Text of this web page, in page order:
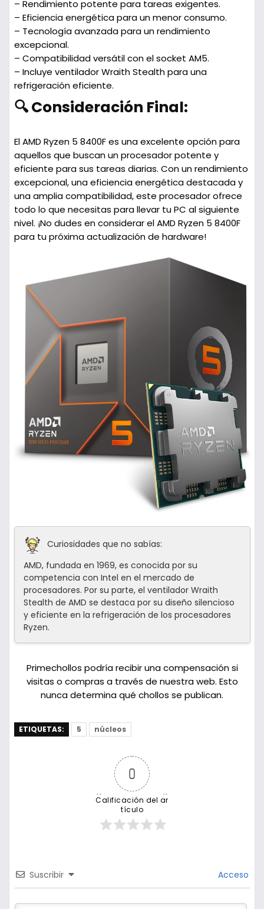
– Rendimiento potente para tareas exigentes.
– Eficiencia energética para un menor consumo.
– Tecnología avanzada para un rendimiento
excepcional.
– Compatibilidad versátil con el socket AM5.
– Incluye ventilador Wraith Stealth para una
refrigeración eficiente.
🔍 Consideración Final:
El AMD Ryzen 5 8400F es una excelente opción para
aquellos que buscan un procesador potente y
eficiente para sus tareas diarias. Con un rendimiento
excepcional, una eficiencia energética destacada y
una amplia compatibilidad, este procesador ofrece
todo lo que necesitas para llevar tu PC al siguiente
nivel. ¡No dudes en considerar el AMD Ryzen 5 8400F
para tu próxima actualización de hardware!
Curiosidades que no sabías:
AMD, fundada en 1969, es conocida por su
competencia con Intel en el mercado de
procesadores. Por su parte, el ventilador Wraith
Stealth de AMD se destaca por su diseño silencioso
y eficiente en la refrigeración de los procesadores
Ryzen.
Primechollos podría recibir una compensación si
visitas o compras a través de nuestra web. Esto
nunca determina qué chollos se publican.
ETIQUETAS: 5 núcleos
0
Calificación del ar
tículo
Suscribir Acceso